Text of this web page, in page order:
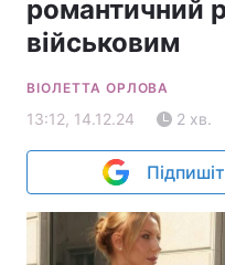
романтичний
військовим
ВІОЛЕТТА ОРЛОВА
13:12, 14.12.24 2 хв.